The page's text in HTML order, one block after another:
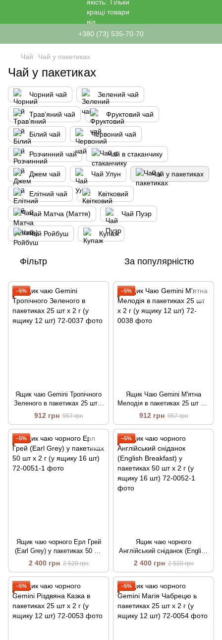
+380 (73) 535-70-70
Чай Чай у пакетиках
Чай у пакетиках
Чорний чай Зелений чай
Трав’яний чай Фруктовий чай
Білий чай Червоний чай
Розчинний чай Чай в стаканчику
Джем чай Чай Улун Чай у пакетиках
Елітний чай Квітковий
Чай Матча (Маття) Чай Пуэр
Чай Ройбуш Купаж
Фільтр За популярністю
−5%
Ящик чаю Gemini Тропічного
Зеленого в пакетиках 25 шт х
2 г (у ящику 12 шт)
912 грн 957 грн
−5%
Ящик Чаю Gemini М'ятна
Мелодія в пакетиках 25 шт х 2
г (у ящику 12 шт)
912 грн 957 грн
−5%
Ящик чаю чорного Ерл Грей
(Earl Grey) у пакетиках 50 шт
х 2 г (у ящику 16 шт)
2 400 грн 2 520 грн
−5%
Ящик чаю чорного
Англійський сніданок (English
Breakfast) у пакетиках 50 шт х
2 г (у ящику 16 шт)
2 400 грн 2 520 грн
−5% −5%